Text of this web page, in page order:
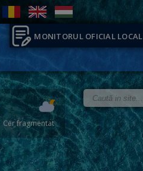
MONITORUL OFICIAL LOCAL
Cer fragmentat